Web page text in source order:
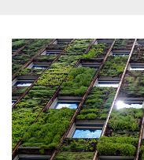
n
R
e